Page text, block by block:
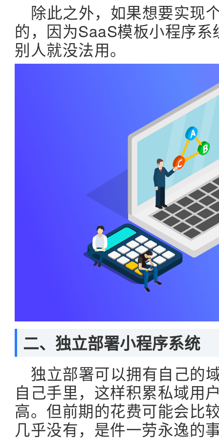
除此之外，如果想要实现
的，因为SaaS模板小程序
别人就没法用。
二、 独立部署小程序系统
独立部署可以拥有自己的
自己手里，这样积累私域用
高。但前期的花费可能会比
几乎没有，是件一劳永逸的